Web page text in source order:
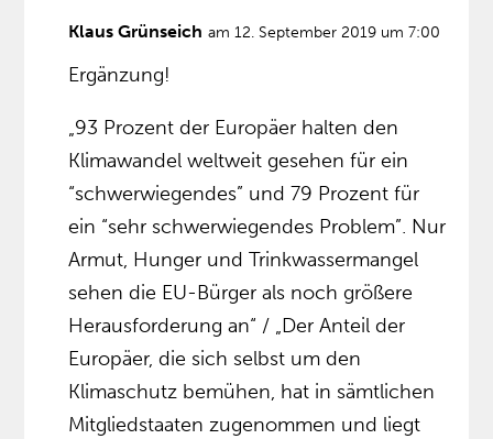
Klaus Grünseich am 12. September 2019 um 7:00
Ergänzung!
„93 Prozent der Europäer halten den
Klimawandel weltweit gesehen für ein
“schwerwiegendes” und 79 Prozent für
ein “sehr schwerwiegendes Problem”. Nur
Armut, Hunger und Trinkwassermangel
sehen die EU-Bürger als noch größere
Herausforderung an“ / „Der Anteil der
Europäer, die sich selbst um den
Klimaschutz bemühen, hat in sämtlichen
Mitgliedstaaten zugenommen und liegt